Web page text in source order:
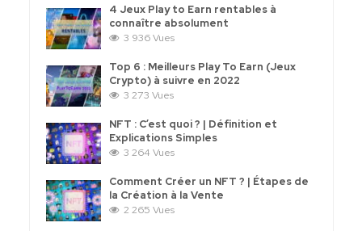
4 Jeux Play to Earn rentables à
connaître absolument
3 936 Vues
Top 6 : Meilleurs Play To Earn (Jeux
Crypto) à suivre en 2022
3 273 Vues
NFT : C’est quoi ? | Définition et
Explications Simples
3 264 Vues
Comment Créer un NFT ? | Étapes de
la Création à la Vente
2 265 Vues